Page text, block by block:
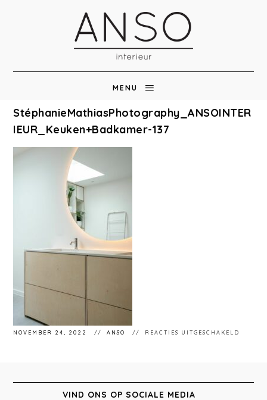
MENU
StéphanieMathiasPhotography_ANSOINTER
IEUR_Keuken+Badkamer-137
NOVEMBER 24, 2022 ANSO REACTIES UITGESCHAKELD
VIND ONS OP SOCIALE MEDIA